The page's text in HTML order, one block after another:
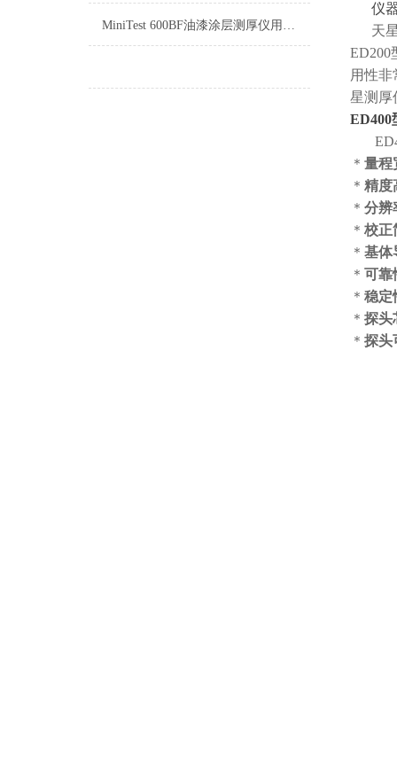
MiniTest 600BF油漆涂层测厚仪用于钢铁上的非磁性涂镀层
仪器
天星
ED200
用性
星测厚
ED400
＊ 量程
＊ 精度
＊ 分辨
＊ 校正
＊ 基体
＊ 可靠
＊ 稳定
＊ 探头
＊ 探头